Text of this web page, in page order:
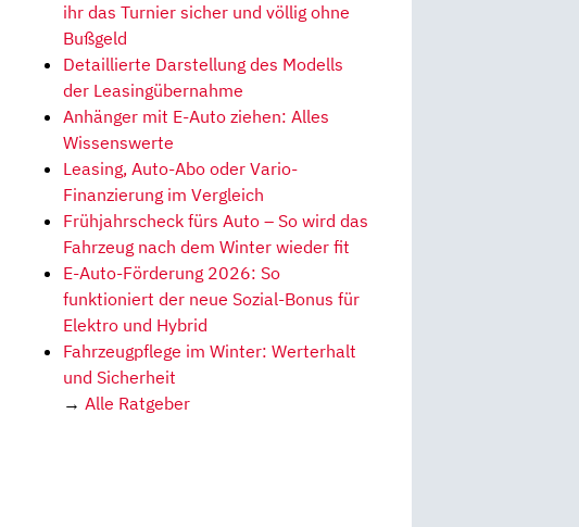
ihr das Turnier sicher und völlig ohne
Bußgeld
Detaillierte Darstellung des Modells
der Leasingübernahme
Anhänger mit E-Auto ziehen: Alles
Wissenswerte
Leasing, Auto-Abo oder Vario-
Finanzierung im Vergleich
Frühjahrscheck fürs Auto – So wird das
Fahrzeug nach dem Winter wieder fit
E-Auto-Förderung 2026: So
funktioniert der neue Sozial-Bonus für
Elektro und Hybrid
Fahrzeugpflege im Winter: Werterhalt
und Sicherheit
→ Alle Ratgeber